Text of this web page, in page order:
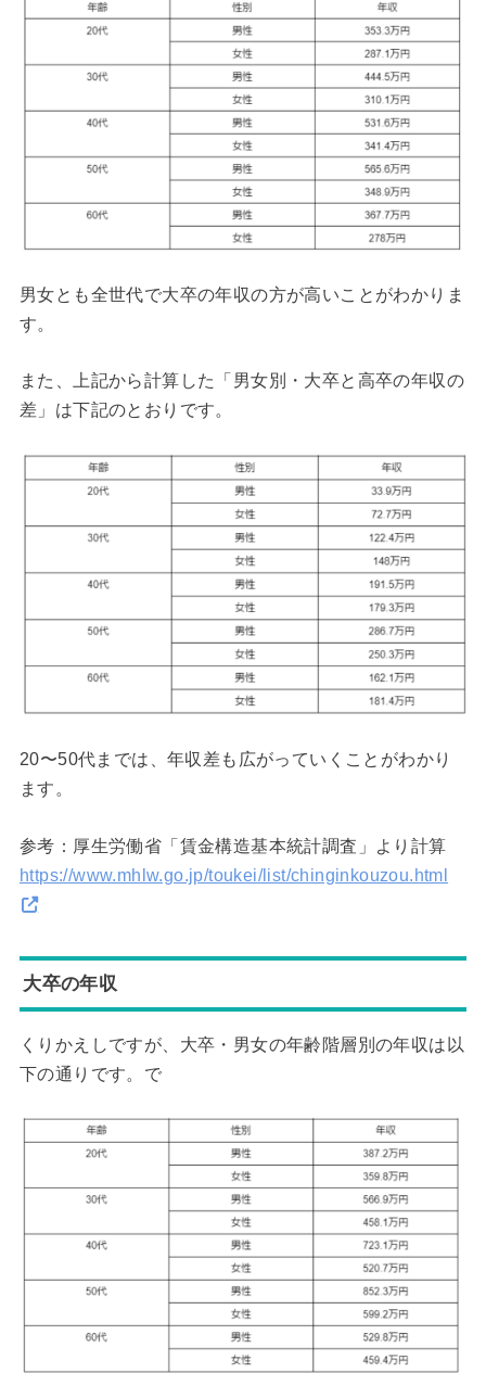
男女とも全世代で大卒の年収の方が高いことがわかりま
す。
また、上記から計算した「男女別・大卒と高卒の年収の
差」は下記のとおりです。
20〜50代までは、年収差も広がっていくことがわかり
ます。
参考：厚生労働省「賃金構造基本統計調査」より計算
https://www.mhlw.go.jp/toukei/list/chinginkouzou.html
大卒の年収
くりかえしですが、大卒・男女の年齢階層別の年収は以
下の通りです。で